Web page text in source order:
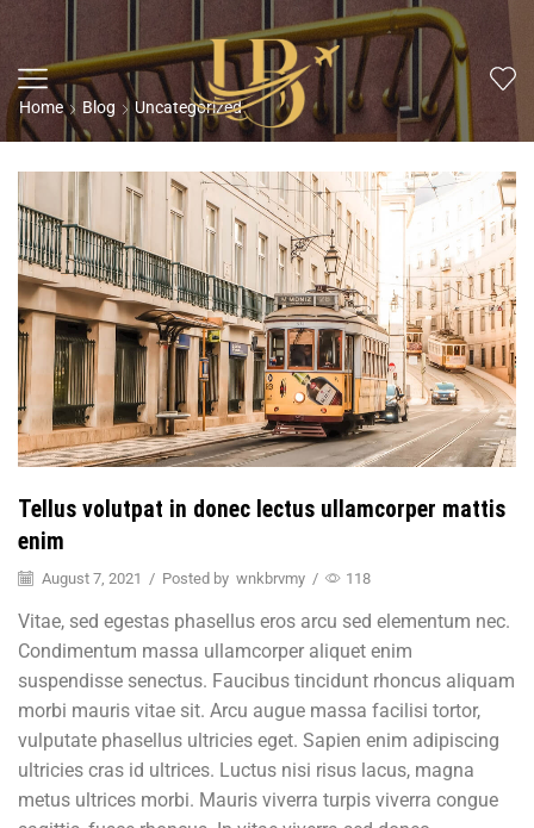
Home Blog Uncategorized
Tellus volutpat in donec lectus ullamcorper mattis
enim
August 7, 2021 / Posted by wnkbrvmy / 118
Vitae, sed egestas phasellus eros arcu sed elementum nec.
Condimentum massa ullamcorper aliquet enim
suspendisse senectus. Faucibus tincidunt rhoncus aliquam
morbi mauris vitae sit. Arcu augue massa facilisi tortor,
vulputate phasellus ultricies eget. Sapien enim adipiscing
ultricies cras id ultrices. Luctus nisi risus lacus, magna
metus ultrices morbi. Mauris viverra turpis viverra congue